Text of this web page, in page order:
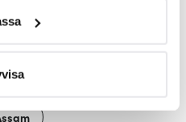
uppgifter
ditt samtycke när som